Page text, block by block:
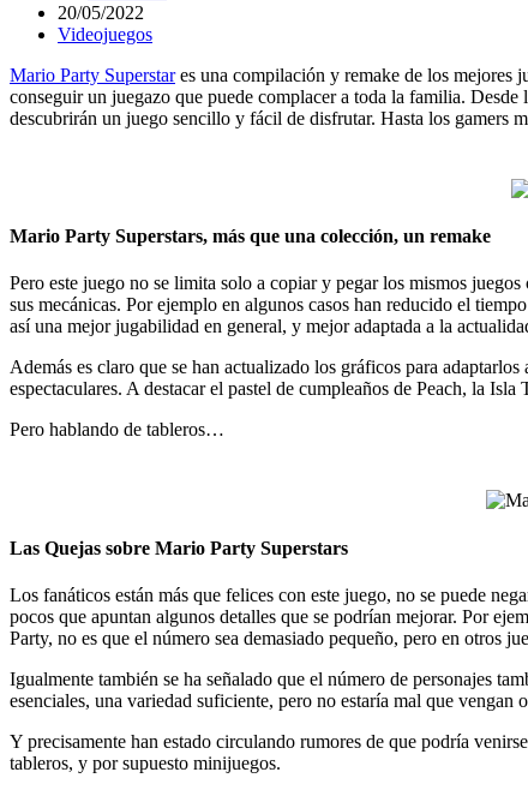
20/05/2022
Videojuegos
Mario Party Superstares una compilación y remake de los mejores
conseguir un juegazo que puede complacer a toda la familia.
descubrirán un juego sencillo y fácil de disfrutar. Hasta los gamers
Mario Party Superstars, más que una colección, un remake
Pero este juego no se limita solo a copiar y pegar los mismos
sus mecánicas. Por ejemplo en algunos casos han reducido el
así una mejor jugabilidad en general, y mejor adaptada a la
Además es claro que se han actualizado los gráficos para
espectaculares. A destacar el pastel de cumpleaños de Peach, la
Pero hablando de tableros…
Las Quejas sobre Mario Party Superstars
Los fanáticos están más que felices con este juego, no se puede
pocos que apuntan algunos detalles que se podrían mejorar. Por
Party, no es que el número sea demasiado pequeño, pero en otros
Igualmente también se ha señalado que el número de personajes
esenciales, una variedad suficiente, pero no estaría mal que vengan
Y precisamente han estado circulando rumores de que podría
tableros, y por supuesto minijuegos.